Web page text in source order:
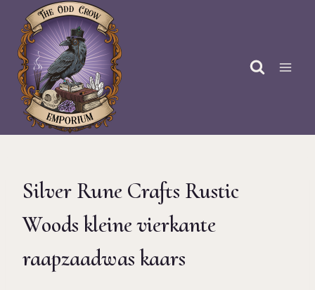
Doorgaan
naar
inhoud
Silver Rune Crafts Rustic
Woods kleine vierkante
raapzaadwas kaars